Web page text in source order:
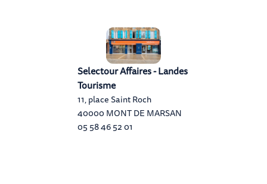
Selectour Affaires - Landes
Tourisme
11, place Saint Roch
40000 MONT DE MARSAN
05 58 46 52 01